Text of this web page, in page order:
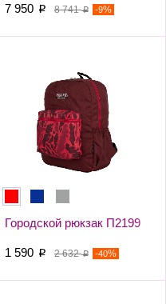
-9%
8 741p
7 950 p
Городской рюкзак П2199
-40%
2 632p
1 590 p